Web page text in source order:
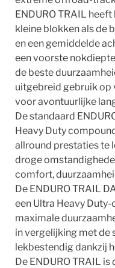
ENDURO TRAIL
kleine blokken als de
en een gemiddelde
een voorste
de beste
uitgebreid gebruik op
voor avontuurlijke
De standaard
Heavy Duty
allround prestaties te
droge
comfort,
De ENDURO TRAIL
een Ultra Heavy
maximale
in vergelijking met de
lekbestendig dankzij
De ENDURO TRAIL